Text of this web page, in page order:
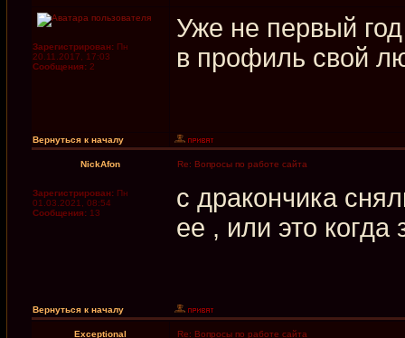
Зарегистрирован: Пн
20.11.2017, 17:03
Сообщения: 2
Уже не первый
в профиль свой
Вернуться к началу
NickAfon Re: Вопросы по работе сайта
Зарегистрирован: Пн
01.03.2021, 08:54
Сообщения: 13
с дракончика
ее , или это
Вернуться к началу
Exceptional Re: Вопросы по работе сайта